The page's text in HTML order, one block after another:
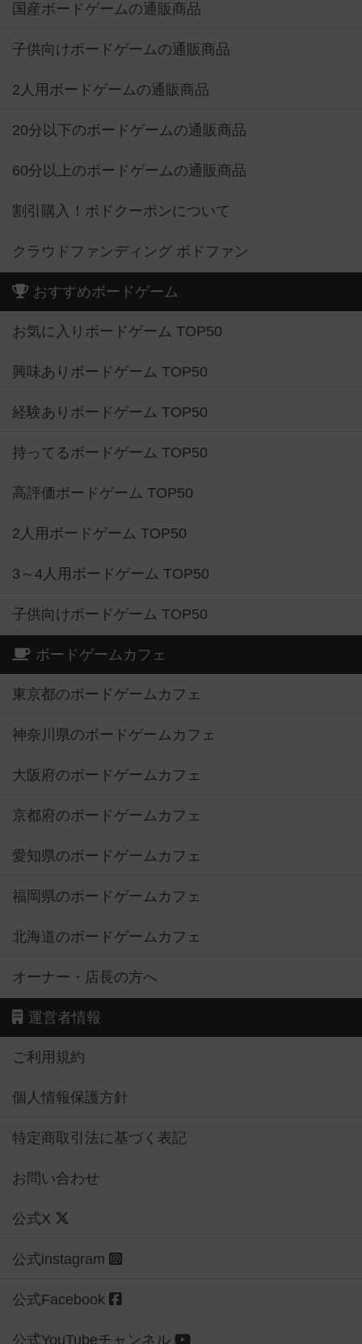
国産ボードゲームの通販商品
子供向けボードゲームの通販商品
2人用ボードゲームの通販商品
20分以下のボードゲームの通販商品
60分以上のボードゲームの通販商品
割引購入！ボドクーポンについて
クラウドファンディング ボドファン
おすすめボードゲーム
お気に入りボードゲーム TOP50
興味ありボードゲーム TOP50
経験ありボードゲーム TOP50
持ってるボードゲーム TOP50
高評価ボードゲーム TOP50
2人用ボードゲーム TOP50
3～4人用ボードゲーム TOP50
子供向けボードゲーム TOP50
ボードゲームカフェ
東京都のボードゲームカフェ
神奈川県のボードゲームカフェ
大阪府のボードゲームカフェ
京都府のボードゲームカフェ
愛知県のボードゲームカフェ
福岡県のボードゲームカフェ
北海道のボードゲームカフェ
オーナー・店長の方へ
運営者情報
ご利用規約
個人情報保護方針
特定商取引法に基づく表記
お問い合わせ
公式X
公式instagram
公式Facebook
公式YouTubeチャンネル